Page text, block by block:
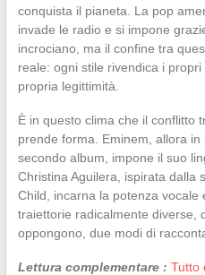
conquista il pianeta. La pop
invade le radio e si impone
incrociano, ma il confine tra
reale: ogni stile rivendica i
propria legittimità.
È in questo clima che il conflitto
prende forma. Eminem, allora
secondo album, impone il suo
Christina Aguilera, ispirata dalla
Child, incarna la potenza vocale
traiettorie radicalmente diverse,
oppongono, due modi di
Lettura complementare : Tutto